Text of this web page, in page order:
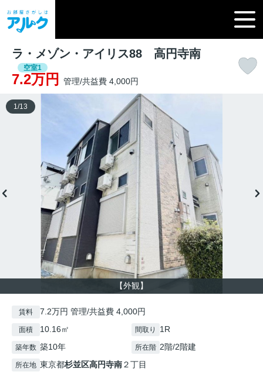
ラ・メゾン・アイリス88 高円寺南
空室1
7.2万円 管理/共益費 4,000円
【外観】
1 /13
賃料 7.2万円 管理/共益費 4,000円
面積 10.16㎡ 間取り 1R
築年数 築10年 所在階 2階/2階建
所在地 東京都杉並区高円寺南２丁目